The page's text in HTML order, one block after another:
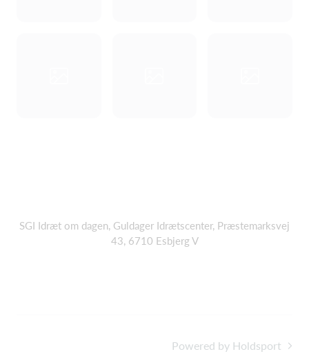
SGI Idræt om dagen, Guldager Idrætscenter, Præstemarksvej
43, 6710 Esbjerg V
Powered by Holdsport